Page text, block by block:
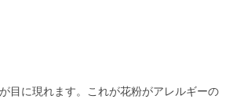
目に現れます。これが花粉がアレルギーの